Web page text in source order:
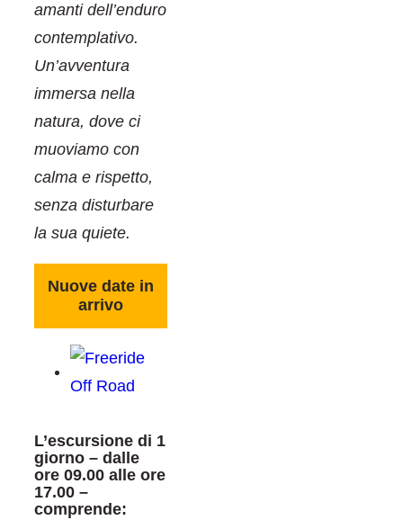
amanti dell’enduro
contemplativo.
Un’avventura
immersa nella
natura, dove ci
muoviamo con
calma e rispetto,
senza disturbare
la sua quiete.
Nuove date in
arrivo
L’escursione di 1
giorno – dalle
ore 09.00 alle ore
17.00 –
comprende: